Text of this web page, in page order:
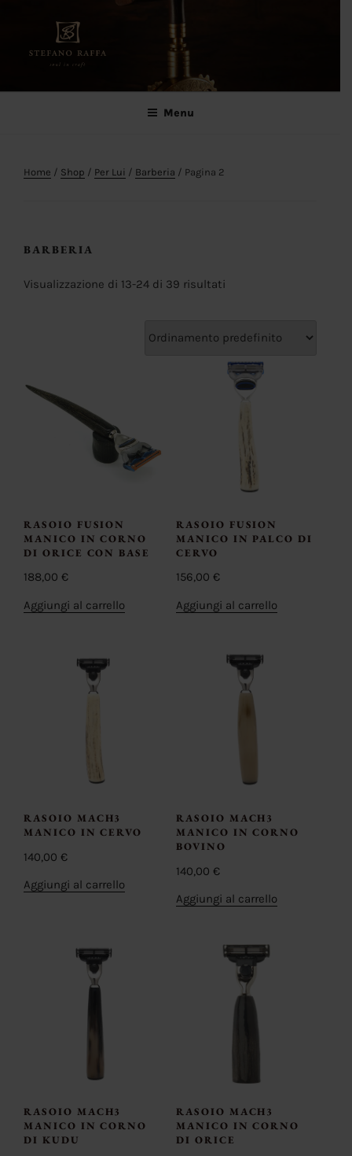
Stefano Raffa
Menu
Home / Shop / Per Lui / Barberia / Pagina 2
BARBERIA
Visualizzazione di 13-24 di 39 risultati
RASOIO FUSION
MANICO IN CORNO
DI ORICE CON BASE
188,00 €
Aggiungi al carrello
RASOIO FUSION
MANICO IN PALCO DI
CERVO
156,00 €
Aggiungi al carrello
RASOIO MACH3
MANICO IN CERVO
140,00 €
Aggiungi al carrello
RASOIO MACH3
MANICO IN CORNO
BOVINO
140,00 €
Aggiungi al carrello
RASOIO MACH3
MANICO IN CORNO
DI KUDU
RASOIO MACH3
MANICO IN CORNO
DI ORICE